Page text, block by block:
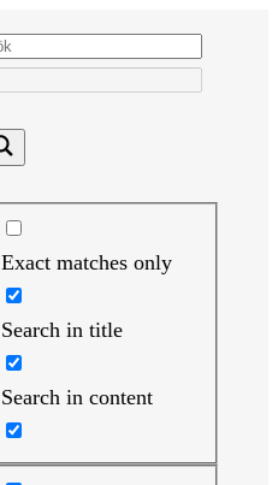
Exact matches only
Search in title
Search in content